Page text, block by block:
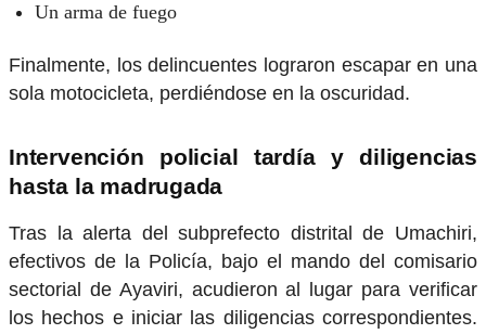
Un arma de fuego
Finalmente, los delincuentes lograron escapar en una
sola motocicleta, perdiéndose en la oscuridad.
Intervención policial tardía y diligencias
hasta la madrugada
Tras la alerta del subprefecto distrital de Umachiri,
efectivos de la Policía, bajo el mando del comisario
sectorial de Ayaviri, acudieron al lugar para verificar
los hechos e iniciar las diligencias correspondientes.